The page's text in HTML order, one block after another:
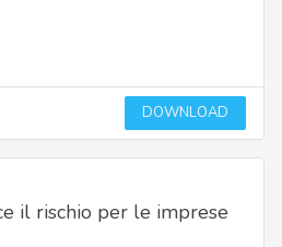
DOWNLOAD
il rischio per le imprese